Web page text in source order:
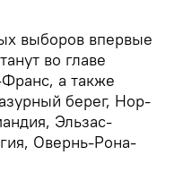
выборов впервые
во главе
а также
берег, Нор-
Эльзас-
Овернь-Рона-